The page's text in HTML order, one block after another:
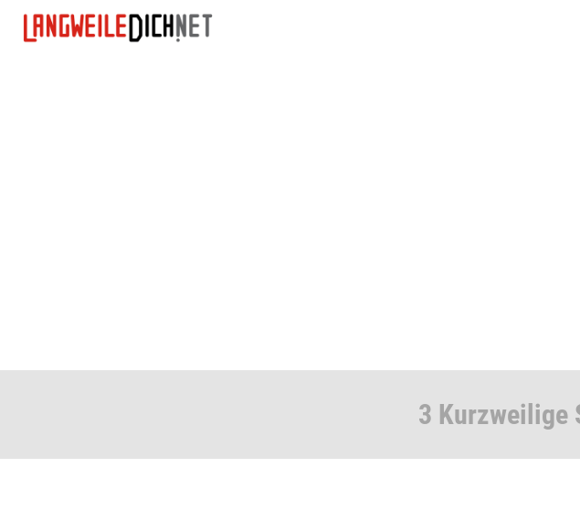
3 Kurzweilige